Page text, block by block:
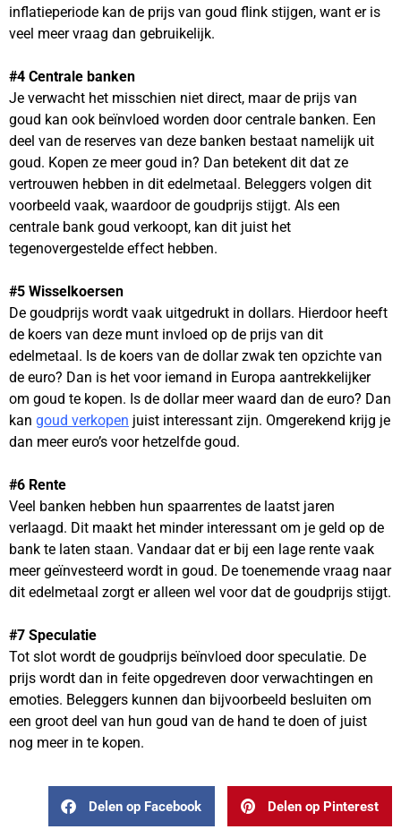
inflatieperiode kan de prijs van goud flink stijgen, want er is
veel meer vraag dan gebruikelijk.
#4 Centrale banken
Je verwacht het misschien niet direct, maar de prijs van
goud kan ook beïnvloed worden door centrale banken. Een
deel van de reserves van deze banken bestaat namelijk uit
goud. Kopen ze meer goud in? Dan betekent dit dat ze
vertrouwen hebben in dit edelmetaal. Beleggers volgen dit
voorbeeld vaak, waardoor de goudprijs stijgt. Als een
centrale bank goud verkoopt, kan dit juist het
tegenovergestelde effect hebben.
#5 Wisselkoersen
De goudprijs wordt vaak uitgedrukt in dollars. Hierdoor heeft
de koers van deze munt invloed op de prijs van dit
edelmetaal. Is de koers van de dollar zwak ten opzichte van
de euro? Dan is het voor iemand in Europa aantrekkelijker
om goud te kopen. Is de dollar meer waard dan de euro? Dan
kan goud verkopen juist interessant zijn. Omgerekend krijg je
dan meer euro’s voor hetzelfde goud.
#6 Rente
Veel banken hebben hun spaarrentes de laatst jaren
verlaagd. Dit maakt het minder interessant om je geld op de
bank te laten staan. Vandaar dat er bij een lage rente vaak
meer geïnvesteerd wordt in goud. De toenemende vraag naar
dit edelmetaal zorgt er alleen wel voor dat de goudprijs stijgt.
#7 Speculatie
Tot slot wordt de goudprijs beïnvloed door speculatie. De
prijs wordt dan in feite opgedreven door verwachtingen en
emoties. Beleggers kunnen dan bijvoorbeeld besluiten om
een groot deel van hun goud van de hand te doen of juist
nog meer in te kopen.
Delen op Facebook Delen op Pinterest